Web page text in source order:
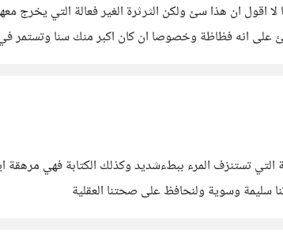
اقول ان هذا سئ ولكن الثرثرة الغير فعالة التي يخرج
على انه فظاظة وخصوصا ان كان اكبر منك سنا وتستمر
التي تستنزف المرء ببطءشديد وكذلك الكتابة فهي
سليمة وسوية ولنحافظ على صحتنا العقلية